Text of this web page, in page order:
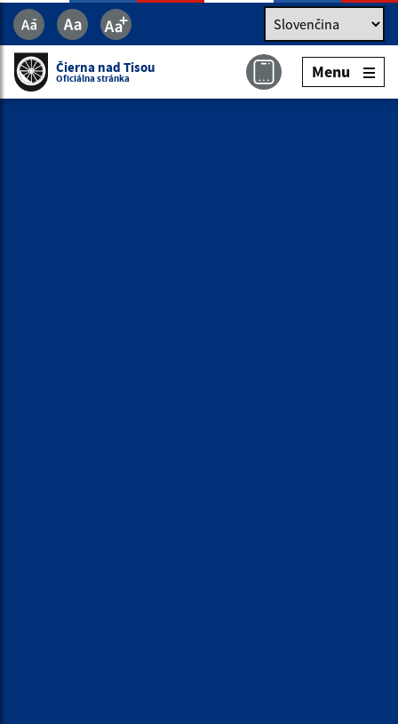
Slovenčina
Čierna nad Tisou
Oficiálna stránka Menu
Čierna nad Tisou
Oficiálna stránka Menu